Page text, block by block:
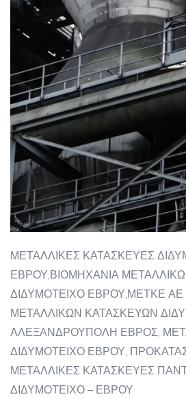
ΜΕΤΑΛΛΙΚΕΣ ΚΑΤΑΣΚΕΥΕΣ
ΕΒΡΟΥ,ΒΙΟΜΗΧΑΝΙΑ
ΔΙΔΥΜΟΤΕΙΧΟ ΕΒΡΟΥ,ΜΕΤΚΕ ΑΕ
ΜΕΤΑΛΛΙΚΩΝ ΚΑΤΑΣΚΕΥΩΝ
ΑΛΕΞΑΝΔΡΟΥΠΟΛΗ ΕΒΡΟΣ,
ΔΙΔΥΜΟΤΕΙΧΟ ΕΒΡΟΥ,
ΜΕΤΑΛΛΙΚΕΣ ΚΑΤΑΣΚΕΥΕΣ
ΔΙΔΥΜΟΤΕΙΧΟ – ΕΒΡΟΥ